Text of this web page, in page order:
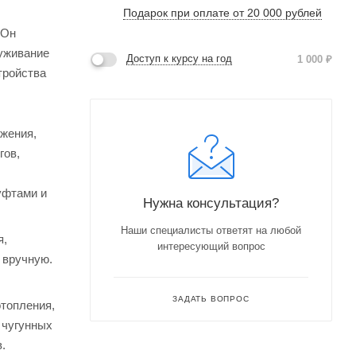
Он
и
вручную.
Подарок при оплате от 20 000 рублей
Доступ к курсу на год 1 000 ₽
Нужна консультация?
Наши специалисты ответят на любой
интересующий вопрос
ЗАДАТЬ ВОПРОС